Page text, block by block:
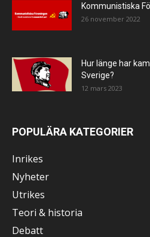
Kommunistiska
26 november 2022
Hur länge har
Sverige?
12 mars 2023
POPULÄRA KATEGORIER
Inrikes
Nyheter
Utrikes
Teori & historia
Debatt